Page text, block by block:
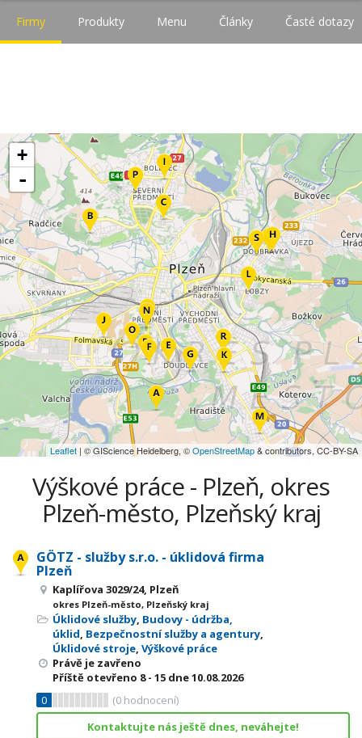
Firmy Produkty Menu Články Časté dotazy
+
-
Leaflet | © GIScience Heidelberg, ©OpenStreetMap& contributors, CC-BY-SA
Výškové práce - Plzeň, okres
Plzeň-město, Plzeňský kraj
GÖTZ - služby s.r.o. - úklidová firma
Plzeň
Kaplířova 3029/24, Plzeň
okres Plzeň-město, Plzeňský kraj
Úklidové služby, Budovy - údržba,
úklid, Bezpečnostní služby a agentury,
Úklidové stroje, Výškové práce
Právě je zavřeno
Příště otevřeno 8 - 15 dne 10.08.2026
0
(0 hodnocení)
Kontaktujte nás ještě dnes, neváhejte!